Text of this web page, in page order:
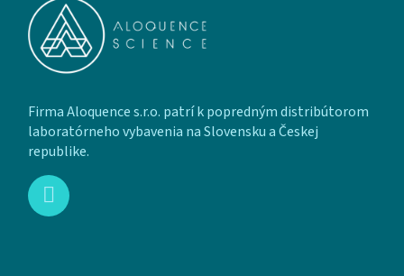
Firma Aloquence s.r.o. patrí k popredným distribútorom
laboratórneho vybavenia na Slovensku a Českej
republike.